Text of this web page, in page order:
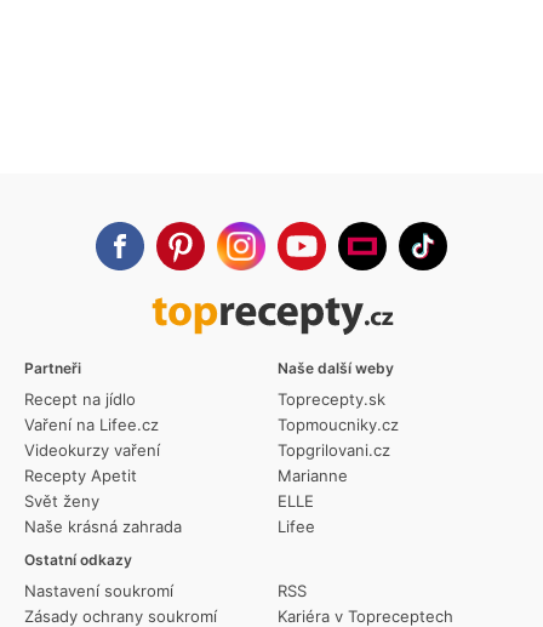
Partneři
Recept na jídlo
Vaření na Lifee.cz
Videokurzy vaření
Recepty Apetit
Svět ženy
Naše krásná zahrada
Ostatní odkazy
Nastavení soukromí
Zásady ochrany soukromí
RSS
Kariéra v Topreceptech
Naše další weby
Toprecepty.sk
Topmoucniky.cz
Topgrilovani.cz
Marianne
ELLE
Lifee